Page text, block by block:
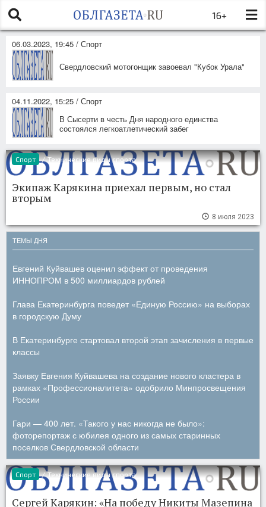
16+
06.03.2023, 19:45 / Спорт
Свердловский мотогонщик завоевал "Кубок Урала"
04.11.2022, 15:25 / Спорт
В Сысерти в честь Дня народного единства
состоялся легкоатлетический забег
Спорт / Технические виды спорта
Экипаж Карякина приехал первым, но стал
вторым
8 июля 2023
ТЕМЫ ДНЯ
Евгений Куйвашев оценил эффект от проведения
ИННОПРОМ в 500 миллиардов рублей
Глава Екатеринбурга поведет «Единую Россию» на выборах
в городскую Думу
В Екатеринбурге стартовал второй этап зачисления в первые
классы
Заявку Евгения Куйвашева на создание нового кластера в
рамках «Профессионалитета» одобрило Минпросвещения
России
Гари — 400 лет. «Такого у нас никогда не было»:
фоторепортаж с юбилея одного из самых старинных
поселков Свердловской области
Спорт / Технические виды спорта
Сергей Карякин: «На победу Никиты Мазепина